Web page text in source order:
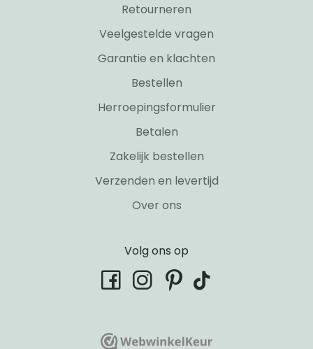
Retourneren
Veelgestelde vragen
Garantie en klachten
Bestellen
Herroepingsformulier
Betalen
Zakelijk bestellen
Verzenden en levertijd
Over ons
Volg ons op
facebookinstagram
pinterest
tiktok
WebwinkelKeurWebwinkelKeur